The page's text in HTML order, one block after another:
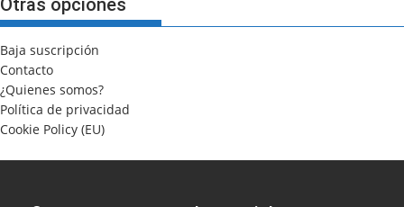
Otras opciones
Baja suscripción
Contacto
¿Quienes somos?
Política de privacidad
Cookie Policy (EU)